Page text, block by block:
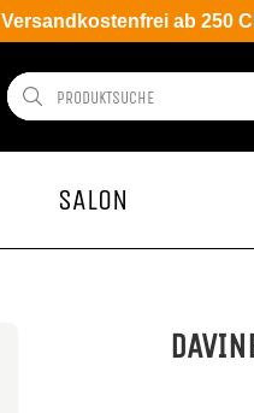
Versandkostenfrei ab 250
SALON